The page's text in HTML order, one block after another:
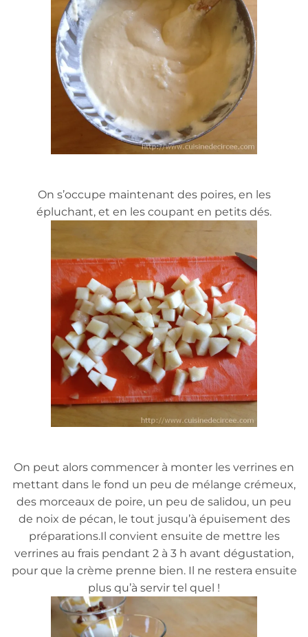
On s’occupe maintenant des poires, en les
épluchant, et en les coupant en petits dés.
On peut alors commencer à monter les verrines en
mettant dans le fond un peu de mélange crémeux,
des morceaux de poire, un peu de salidou, un peu
de noix de pécan, le tout jusqu’à épuisement des
préparations.Il convient ensuite de mettre les
verrines au frais pendant 2 à 3 h avant dégustation,
pour que la crème prenne bien. Il ne restera ensuite
plus qu’à servir tel quel !